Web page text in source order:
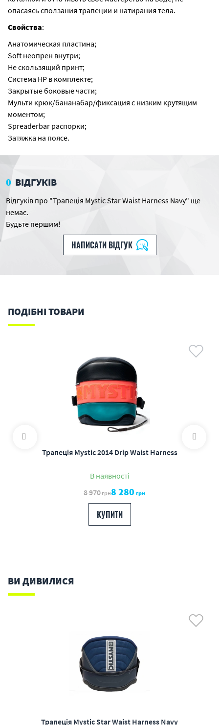
опасаясь сползания трапеции и натирания тела.
Свойства:
Анатомическая пластина;
Soft неопрен внутри;
Не скользящий принт;
Система НР в комплекте;
Закрытые боковые части;
Мульти крюк/бананабар/фиксация с низким крутящим
моментом;
Spreaderbar распорки;
Затяжка на поясе.
0 ВІДГУКІВ
Відгуків про "Трапеція Mystic Star Waist Harness Navy" ще
немає.
Будьте першим!
НАПИСАТИ ВІДГУК
ПОДІБНІ ТОВАРИ
Трапеція Mystic 2014 Drip Waist Harness
В наявності
8 970грн8 280 грн
КУПИТИ
ВИ ДИВИЛИСЯ
Трапеція Mystic Star Waist Harness Navy